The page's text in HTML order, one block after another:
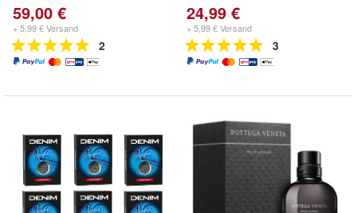
59,00 €
+ 5,99 € Versand
2
24,99 €
+ 5,99 € Versand
3